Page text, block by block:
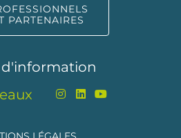
PARTENAIRES